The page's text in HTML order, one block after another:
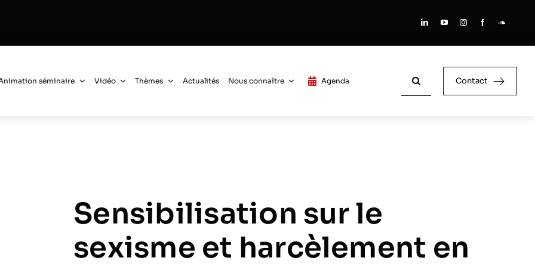
séminaire Vidéo Thèmes Actualités Nous connaître Agenda Contact
Sensibilisation sur le
sexisme et harcèlement en